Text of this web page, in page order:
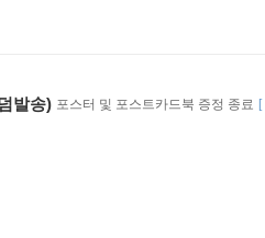
발송) 포스터 및 포스트카드북 증정 종료 [